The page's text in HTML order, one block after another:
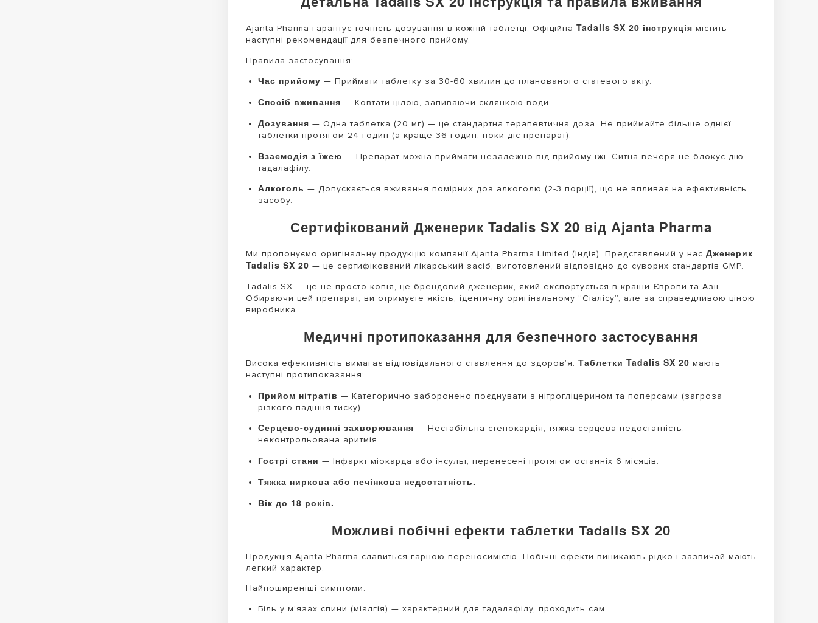
Ajanta Pharma гарантує точність дозування в кожній таблетці. Офіційна Tadalis SX 20 інструкція містить
наступні рекомендації для безпечного прийому.
Правила застосування:
Час прийому — Приймати таблетку за 30-60 хвилин до планованого статевого акту.
Спосіб вживання — Ковтати цілою, запиваючи склянкою води.
Дозування — Одна таблетка (20 мг) — це стандартна терапевтична доза. Не приймайте більше однієї
таблетки протягом 24 годин (а краще 36 годин, поки діє препарат).
Взаємодія з їжею — Препарат можна приймати незалежно від прийому їжі. Ситна вечеря не блокує дію
тадалафілу.
Алкоголь — Допускається вживання помірних доз алкоголю (2-3 порції), що не впливає на ефективність
засобу.
Сертифікований Дженерик Tadalis SX 20 від Ajanta Pharma
Ми пропонуємо оригінальну продукцію компанії Ajanta Pharma Limited (Індія). Представлений у нас Дженерик
Tadalis SX 20 — це сертифікований лікарський засіб, виготовлений відповідно до суворих стандартів GMP.
Tadalis SX — це не просто копія, це брендовий дженерик, який експортується в країни Європи та Азії.
Обираючи цей препарат, ви отримуєте якість, ідентичну оригінальному “Сіалісу”, але за справедливою ціною
виробника.
Медичні протипоказання для безпечного застосування
Висока ефективність вимагає відповідального ставлення до здоров’я. Таблетки Tadalis SX 20 мають
наступні протипоказання:
Прийом нітратів — Категорично заборонено поєднувати з нітрогліцерином та поперсами (загроза
різкого падіння тиску).
Серцево-судинні захворювання — Нестабільна стенокардія, тяжка серцева недостатність,
неконтрольована аритмія.
Гострі стани — Інфаркт міокарда або інсульт, перенесені протягом останніх 6 місяців.
Тяжка ниркова або печінкова недостатність.
Вік до 18 років.
Можливі побічні ефекти таблетки Tadalis SX 20
Продукція Ajanta Pharma славиться гарною переносимістю. Побічні ефекти виникають рідко і зазвичай мають
легкий характер.
Найпоширеніші симптоми:
Біль у м’язах спини (міалгія) — характерний для тадалафілу, проходить сам.